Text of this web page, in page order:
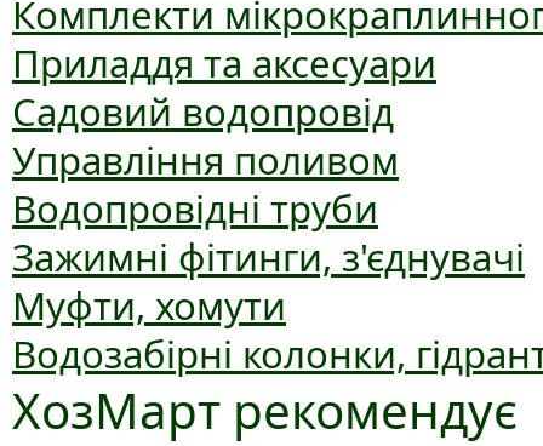
Комплекти
Приладдя та аксесуари
Садовий водопровід
Управління поливом
Водопровідні труби
Зажимні фітинги, з'єднувачі
Муфти, хомути
Водозабірні колонки,
ХозМарт рекомендує